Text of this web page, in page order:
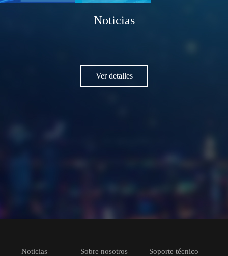
Noticias
Ver detalles
Noticias Sobre nosotros Soporte técnico